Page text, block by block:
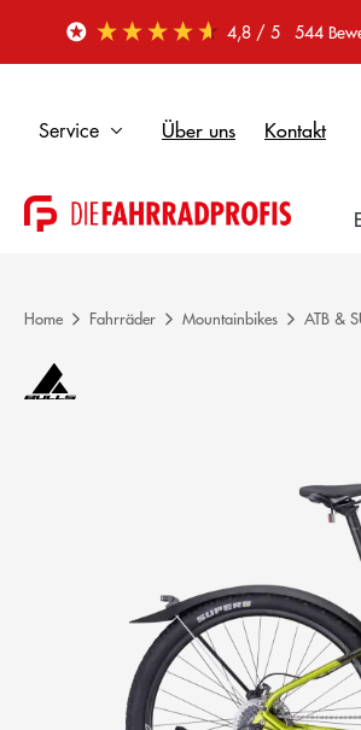
Hauptinhalt springen
Zur Suche springen
Zur Hauptnavigation springen
4,8 / 5 544
Service Über uns Kontakt
Home Fahrräder Mountainbikes ATB &